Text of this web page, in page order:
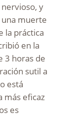
y
una muerte
la práctica
en la
3 horas de
sutil a
está
más eficaz
es